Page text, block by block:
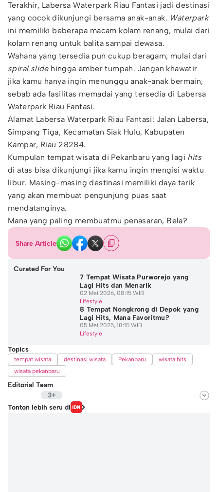
Terakhir, Labersa Waterpark Riau Fantasi jadi destinasi
yang cocok dikunjungi bersama anak-anak. Waterpark
ini memiliki beberapa macam kolam renang, mulai dari
kolam renang untuk balita sampai dewasa.
Wahana yang tersedia pun cukup beragam, mulai dari
spiral slidehingga ember tumpah. Jangan khawatir
jika kamu hanya ingin menunggu anak-anak bermain,
sebab ada fasilitas memadai yang tersedia di Labersa
Waterpark Riau Fantasi.
Alamat Labersa Waterpark Riau Fantasi: Jalan Labersa,
Simpang Tiga, Kecamatan Siak Hulu, Kabupaten
Kampar, Riau 28284.
Kumpulan tempat wisata di Pekanbaru yang lagi hits
di atas bisa dikunjungi jika kamu ingin mengisi waktu
libur. Masing-masing destinasi memiliki daya tarik
yang akan membuat pengunjung puas saat
mendatanginya.
Mana yang paling membuatmu penasaran, Bela?
Share Article
Curated For You
7 Tempat Wisata Purworejo yang
Lagi Hits dan Menarik
02 Mei 2026, 08:15 WIB
Lifestyle
8 Tempat Nongkrong di Depok yang
Lagi Hits, Mana Favoritmu?
05 Mei 2025, 18:15 WIB
Lifestyle
Topics
tempat wisata destinasi wisata Pekanbaru
wisata hits
wisata pekanbaru
Editorial Team
3+
Editor
Tonton lebih seru di